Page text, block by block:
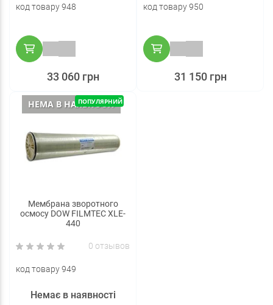
код товару 948
33 060 грн
код товару 950
31 150 грн
НЕМА В НАЯВНОСТІ
ПОПУЛЯРНИЙ
Мембрана зворотного
осмосу DOW FILMTEC XLE-
440
0 отзывов
код товару 949
Немає в наявності